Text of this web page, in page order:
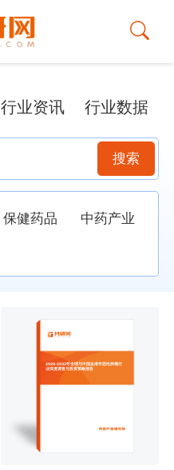
行业资讯 行业数据
搜索
保健药品
中药产业
2026-2032年全球与中国血液学恶性肿瘤行
业深度调查与投资策略报告